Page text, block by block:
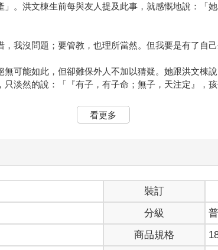
。洪文棟生前每與友人提及此事，就感慨地說：「
我沒問題；要管教，也理所當然。但我要是有了自
無可能如此，但卻難保外人不加以猜疑。她跟洪文棟
淡然的說：「『有子，有子命；無子，天注定』，
只會炒米粉的她，婚後開始洗手學做羹湯，甚至請
定這是她該做、想做的，就無怨無悔！
總的三女兒、女婿，就是楊麗花的最佳醫療顧問，
只要不拍戲，就飛往夏威夷。
，卻放在冰箱裡不知如何處理？接到這樣的電話，
看更多
裝訂
分級
商品規格